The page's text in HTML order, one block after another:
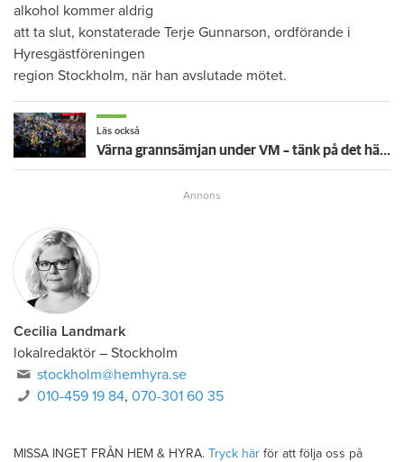
alkohol kommer aldrig
att ta slut, konstaterade Terje Gunnarson, ordförande i
Hyresgästföreningen
region Stockholm, när han avslutade mötet.
Läs också
Värna grannsämjan under VM – tänk på det här inför fortsatta nattmatcher
Cecilia Landmark
lokalredaktör – Stockholm
stockholm@hemhyra.se
010-459 19 84,070-301 60 35
MISSA INGET FRÅN HEM & HYRA. Tryck här för att följa oss på